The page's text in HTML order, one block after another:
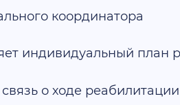
координатора
индивидуальный план
о ходе реабилитации